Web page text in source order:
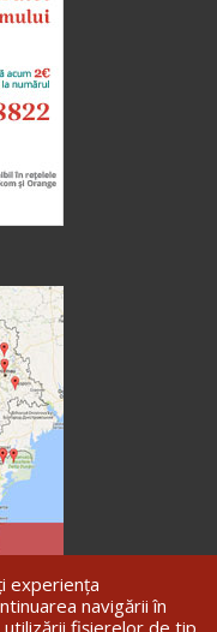
experiența
navigării în
fișierelor de tip